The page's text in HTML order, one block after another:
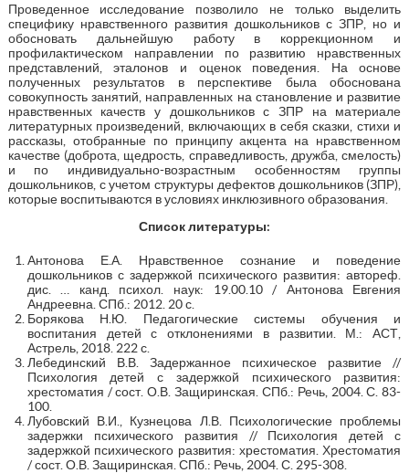
Проведенное исследование позволило не только выделить
специфику нравственного развития дошкольников с ЗПР, но и
обосновать дальнейшую работу в коррекционном и
профилактическом направлении по развитию нравственных
представлений, эталонов и оценок поведения. На основе
полученных результатов в перспективе была обоснована
совокупность занятий, направленных на становление и развитие
нравственных качеств у дошкольников с ЗПР на материале
литературных произведений, включающих в себя сказки, стихи и
рассказы, отобранные по принципу акцента на нравственном
качестве (доброта, щедрость, справедливость, дружба, смелость)
и по индивидуально-возрастным особенностям группы
дошкольников, с учетом структуры дефектов дошкольников (ЗПР),
которые воспитываются в условиях инклюзивного образования.
Список литературы:
Антонова Е.А. Нравственное сознание и поведение
дошкольников с задержкой психического развития: автореф.
дис. … канд. психол. наук: 19.00.10 / Антонова Евгения
Андреевна. СПб.: 2012. 20 с.
Борякова Н.Ю. Педагогические системы обучения и
воспитания детей с отклонениями в развитии. М.: АСТ,
Астрель, 2018. 222 с.
Лебединский В.В. Задержанное психическое развитие //
Психология детей с задержкой психического развития:
хрестоматия / сост. О.В. Защиринская. СПб.: Речь, 2004. С. 83-
100.
Лубовский В.И., Кузнецова Л.В. Психологические проблемы
задержки психического развития // Психология детей с
задержкой психического развития: хрестоматия. Хрестоматия
/ сост. О.В. Защиринская. СПб.: Речь, 2004. С. 295-308.